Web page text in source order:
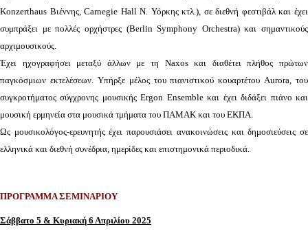
Κοnzerthaus Bιέννης, Carnegie Hall Ν. Υόρκης κτλ.), σε διεθνή φεστιβάλ και έχει
συμπράξει με πολλές ορχήστρες (Berlin Symphony Orchestra) και σημαντικούς
αρχιμουσικούς.
Έχει ηχογραφήσει μεταξύ άλλων με τη Naxos και διαθέτει πλήθος πρώτων
παγκόσμιων εκτελέσεων. Υπήρξε μέλος του πιανιστικού κουαρτέτου Aurora, του
συγκροτήματος σύγχρονης μουσικής Ergon Ensemble και έχει διδάξει πιάνο και
μουσική ερμηνεία στα μουσικά τμήματα του ΠΑΜΑΚ και του ΕΚΠΑ.
Ως μουσικολόγος-ερευνητής έχει παρουσιάσει ανακοινώσεις και δημοσιεύσεις σε
ελληνικά και διεθνή συνέδρια, ημερίδες και επιστημονικά περιοδικά.
ΠΡΟΓΡΑΜΜΑ ΣΕΜΙΝΑΡΙΟΥ
Σάββατο 5 & Κυριακή 6 Απριλίου 2025